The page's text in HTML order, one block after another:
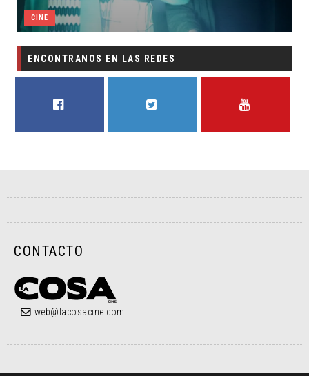
CINE
ENCONTRANOS EN LAS REDES
CONTACTO
web@lacosacine.com